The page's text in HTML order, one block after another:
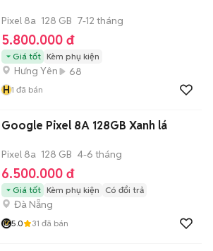
Pixel 8a 128 GB 7-12 tháng
5.800.000 đ
Giá tốt Kèm phụ kiện
Hưng Yên
68
H1 đã bán
Google Pixel 8A 128GB Xanh lá
Pixel 8a 128 GB 4-6 tháng
6.500.000 đ
Giá tốt Kèm phụ kiện Có đổi trả
Đà Nẵng
5.0 31 đã bán